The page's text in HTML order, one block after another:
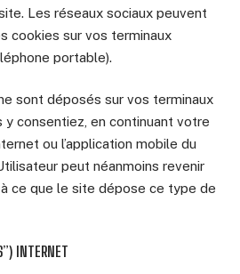
Les réseaux sociaux peuvent
cookies sur vos terminaux
portable).
sont déposés sur vos terminaux
y consentiez, en continuant votre
ou l’application mobile du
peut néanmoins revenir
ce que le site dépose ce type de
INTERNET